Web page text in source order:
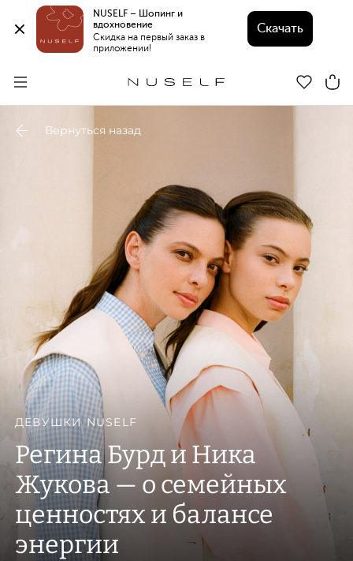
NUSELF – Шопинг и
вдохновение
Скидка на первый заказ в
приложении!
Скачать
Вернуться назад
ДЕВУШКИ NUSELF
Регина Бурд и Ника
Жукова — о семейных
ценностях и балансе
энергии